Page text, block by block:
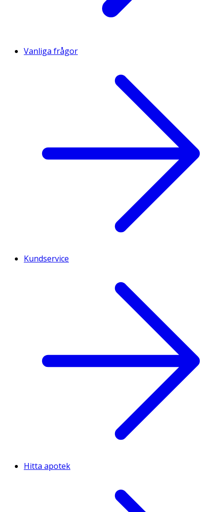
Vanliga frågor
Kundservice
Hitta apotek